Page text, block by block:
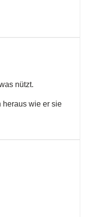
nützt.
heraus wie er sie